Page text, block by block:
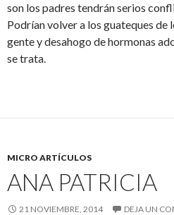
son los padres tendrán serios
Podrían volver a los guateques de
gente y desahogo de hormonas
se trata.
MICRO ARTÍCULOS
ANA PATRICIA
21 NOVIEMBRE, 2014 DEJA UN